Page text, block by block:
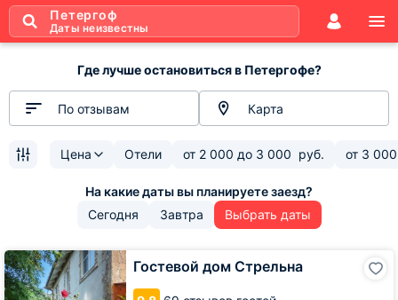
Петергоф
Даты неизвестны
Где лучше остановиться в Петергофе?
По отзывам Карта
Цена Отели от 2 000 до 3 000 руб. от 3 000
Сегодня Завтра Выбрать даты
Гостевой дом Стрельна
Гостевой
дом
Стрельна